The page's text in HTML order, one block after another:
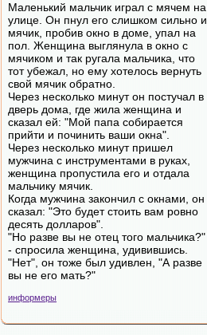
Маленький мальчик играл с мячем на
улице. Он пнул его слишком сильно и
мячик, пробив окно в доме, упал на
пол. Женщина выглянула в окно с
мячиком и так ругала мальчика, что
тот убежал, но ему хотелось вернуть
свой мячик обратно.
Через несколько минут он постучал в
дверь дома, где жила женщина и
сказал ей: "Мой папа собирается
прийти и починить ваши окна".
Через несколько минут пришел
мужчина с инструментами в руках,
женщина пропустила его и отдала
мальчику мячик.
Когда мужчина закончил с окнами, он
сказал: "Это будет стоить вам ровно
десять долларов".
"Но разве вы не отец того мальчика?"
- спросила женщина, удивившись.
"Нет", он тоже был удивлен, "А разве
вы не его мать?"
информеры